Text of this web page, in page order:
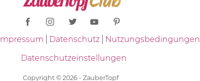
Impressum Datenschutz Nutzungsbedingungen
Datenschutzeinstellungen
Copyright © 2026 - ZauberTopf